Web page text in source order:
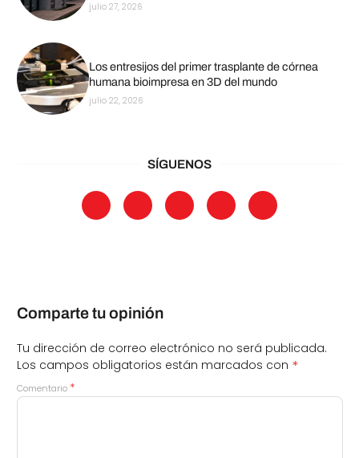
julio 27, 2026
Los entresijos del primer trasplante de córnea
humana bioimpresa en 3D del mundo
julio 22, 2026
SÍGUENOS
Comparte tu opinión
Tu dirección de correo electrónico no será publicada.
Los campos obligatorios están marcados con *
Comentario *